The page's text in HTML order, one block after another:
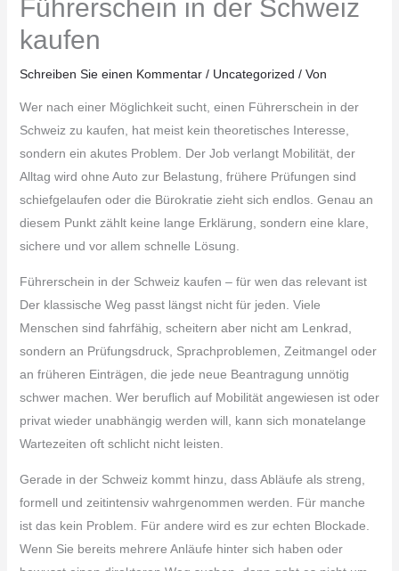
Führerschein in der Schweiz
kaufen
Schreiben Sie einen Kommentar / Uncategorized / Von
Wer nach einer Möglichkeit sucht, einen Führerschein in der
Schweiz zu kaufen, hat meist kein theoretisches Interesse,
sondern ein akutes Problem. Der Job verlangt Mobilität, der
Alltag wird ohne Auto zur Belastung, frühere Prüfungen sind
schiefgelaufen oder die Bürokratie zieht sich endlos. Genau an
diesem Punkt zählt keine lange Erklärung, sondern eine klare,
sichere und vor allem schnelle Lösung.
Führerschein in der Schweiz kaufen – für wen das relevant ist
Der klassische Weg passt längst nicht für jeden. Viele
Menschen sind fahrfähig, scheitern aber nicht am Lenkrad,
sondern an Prüfungsdruck, Sprachproblemen, Zeitmangel oder
an früheren Einträgen, die jede neue Beantragung unnötig
schwer machen. Wer beruflich auf Mobilität angewiesen ist oder
privat wieder unabhängig werden will, kann sich monatelange
Wartezeiten oft schlicht nicht leisten.
Gerade in der Schweiz kommt hinzu, dass Abläufe als streng,
formell und zeitintensiv wahrgenommen werden. Für manche
ist das kein Problem. Für andere wird es zur echten Blockade.
Wenn Sie bereits mehrere Anläufe hinter sich haben oder